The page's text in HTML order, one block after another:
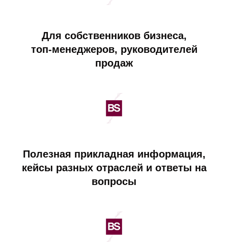
Для собственников бизнеса,
топ-менеджеров, руководителей
продаж
Полезная прикладная информация,
кейсы разных отраслей и ответы на
вопросы